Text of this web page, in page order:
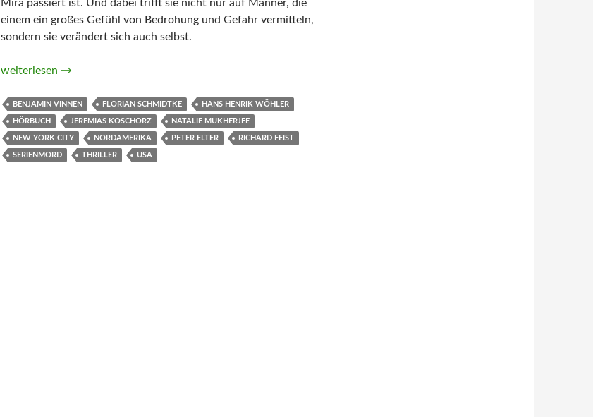
Mira passiert ist. Und dabei trifft sie nicht nur auf Männer, die
einem ein großes Gefühl von Bedrohung und Gefahr vermitteln,
sondern sie verändert sich auch selbst.
Serial Killer Support Group – Diese Selbsthilfegruppe ist tödlich von Saratoga Schaefer (Hörbuch)
weiterlesen →
BENJAMIN VINNEN FLORIAN SCHMIDTKE HANS HENRIK WÖHLER
HÖRBUCH JEREMIAS KOSCHORZ NATALIE MUKHERJEE
NEW YORK CITY NORDAMERIKA PETER ELTER RICHARD FEIST
SERIENMORD THRILLER USA